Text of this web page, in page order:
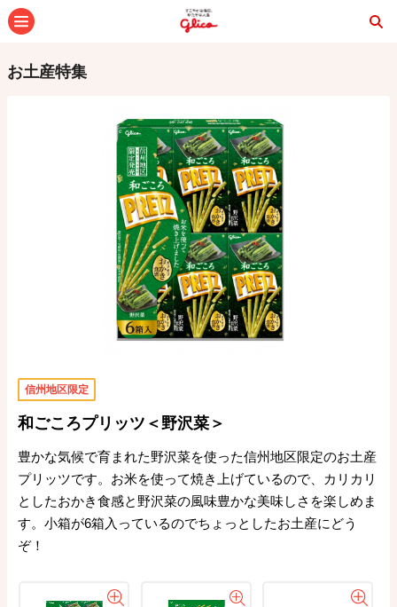
お土産特集
信州地区限定
和ごころプリッツ＜野沢菜＞
豊かな気候で育まれた野沢菜を使った信州地区限定のお土産
プリッツです。お米を使って焼き上げているので、カリカリ
としたおかき食感と野沢菜の風味豊かな美味しさを楽しめま
す。小箱が6箱入っているのでちょっとしたお土産にどう
ぞ！